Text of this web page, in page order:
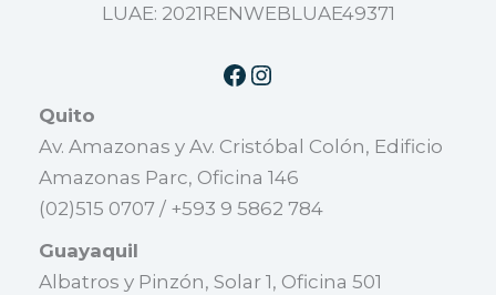
LUAE: 2021RENWEBLUAE49371
Quito
Av. Amazonas y Av. Cristóbal Colón, Edificio
Amazonas Parc, Oficina 146
(02)515 0707 / +593 9 5862 784
Guayaquil
Albatros y Pinzón, Solar 1, Oficina 501